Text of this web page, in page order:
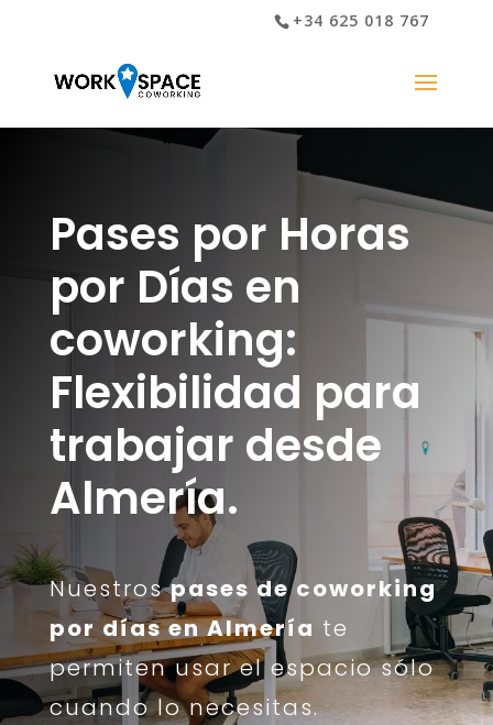
+34 625 018 767
Pases por Horas
por Días en
coworking:
Flexibilidad para
trabajar desde
Almería.
Nuestrospases de coworking
por días en Almería te
permiten usar el espacio sólo
cuando lo necesitas.